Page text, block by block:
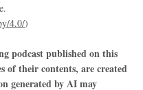
4.0/)
podcast published on this
of their contents, are created
generated by AI may